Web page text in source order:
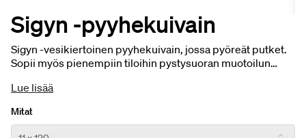
Sigyn -pyyhekuivain
Sigyn -vesikiertoinen pyyhekuivain, jossa pyöreät putket.
Sopii myös pienempiin tiloihin pystysuoran muotoilun
Lue lisää
Mitat